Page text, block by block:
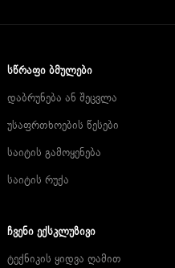
ᲡᲬᲠᲐᲤᲘ ᲑᲛᲣᲚᲔᲑᲘ
დაბრუნება ან შეცვლა
უსაფრთხოების წესები
საიტის გამოყენება
საიტის რუქა
ᲩᲕᲔᲜᲘ ᲔᲥᲡᲙᲚᲣᲖᲘᲕᲘ
ტექნიკის ყიდვა ღამით